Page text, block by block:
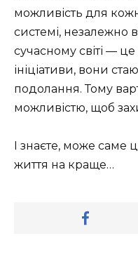
можливість для
системі, незалежно
сучасному світі —
ініціативи, вони
подолання. Тому
можливістю, щоб
І знаєте, може саме
життя на краще…